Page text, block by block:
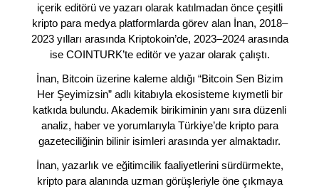
içerik editörü ve yazarı olarak katılmadan önce çeşitli
kripto para medya platformlarda görev alan İnan, 2018–
2023 yılları arasında Kriptokoin’de, 2023–2024 arasında
ise COINTURK’te editör ve yazar olarak çalıştı.
İnan, Bitcoin üzerine kaleme aldığı “Bitcoin Sen Bizim
Her Şeyimizsin” adlı kitabıyla ekosisteme kıymetli bir
katkıda bulundu. Akademik birikiminin yanı sıra düzenli
analiz, haber ve yorumlarıyla Türkiye’de kripto para
gazeteciliğinin bilinir isimleri arasında yer almaktadır.
İnan, yazarlık ve eğitimcilik faaliyetlerini sürdürmekte,
kripto para alanında uzman görüşleriyle öne çıkmaya